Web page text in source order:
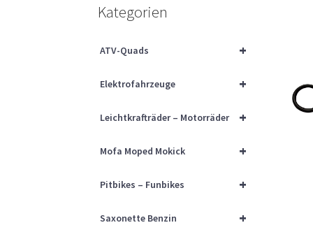
Kategorien
+
ATV-Quads
+
Elektrofahrzeuge
+
Leichtkrafträder – Motorräder
+
Mofa Moped Mokick
+
Pitbikes – Funbikes
+
Saxonette Benzin